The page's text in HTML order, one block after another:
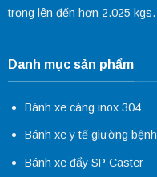
trọng lên đến hơn 2.025 kgs.
Danh mục sản phẩm
Bánh xe càng inox 304
Bánh xe y tế giường bệnh
Bánh xe đẩy SP Caster